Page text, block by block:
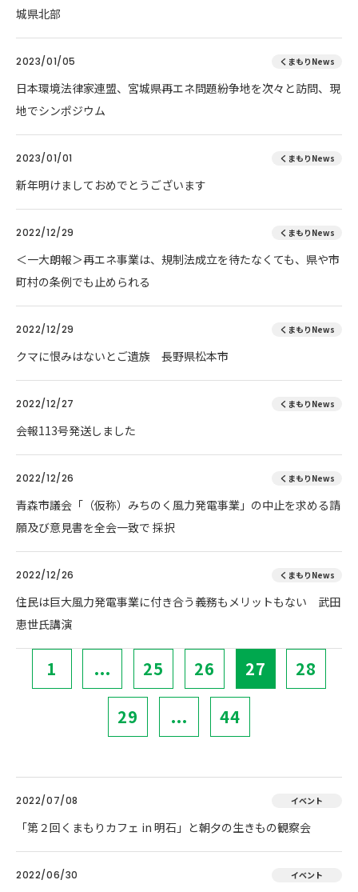
城県北部
2023/01/05 くまもりNews
日本環境法律家連盟、宮城県再エネ問題紛争地を次々と訪問、現
地でシンポジウム
2023/01/01 くまもりNews
新年明けましておめでとうございます
2022/12/29 くまもりNews
＜一大朗報＞再エネ事業は、規制法成立を待たなくても、県や市
町村の条例でも止められる
2022/12/29 くまもりNews
クマに恨みはないとご遺族 長野県松本市
2022/12/27 くまもりNews
会報113号発送しました
2022/12/26 くまもりNews
青森市議会「（仮称）みちのく風力発電事業」の中止を求める請
願及び意見書を全会一致で 採択
2022/12/26 くまもりNews
住民は巨大風力発電事業に付き合う義務もメリットもない 武田
恵世氏講演
1 ... 25 26 27 28
29 ... 44
2022/07/08 イベント
「第２回くまもりカフェ in 明石」と朝夕の生きもの観察会
2022/06/30 イベント